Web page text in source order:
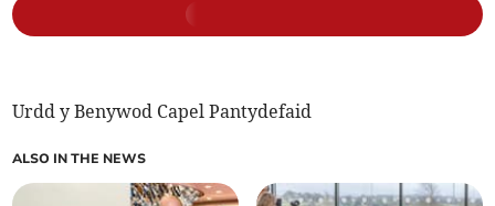
Urdd y Benywod Capel Pantydefaid
ALSO IN THE NEWS